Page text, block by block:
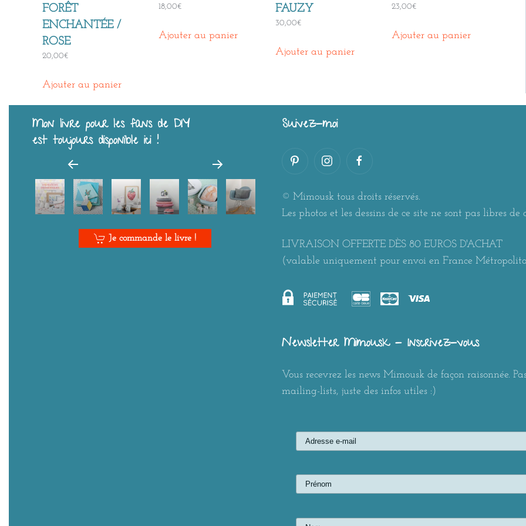
FORÊT
ENCHANTÉE /
ROSE
20,00€
Ajouter au panier
18,00€
Ajouter au panier
FAUZY
30,00€
Ajouter au panier
23,00€
Ajouter au panier
Mon livre pour les fans de DIY
est toujours disponible ici !
Je commande le livre !
Suivez-moi
© Mimousk tous droits réservés.
Les photos et les dessins de ce site ne sont pas libres de
LIVRAISON OFFERTE DÈS 80 EUROS D'ACHAT
(valable uniquement pour envoi en France
Newsletter Mimousk - Inscrivez-vous
Vous recevrez les news Mimousk de façon raisonnée.
mailing-lists, juste des infos utiles :)